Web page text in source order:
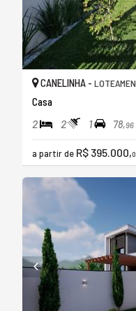
CANELINHA -
Casa
2 2 1 78,96
a partir de R$ 395.000,